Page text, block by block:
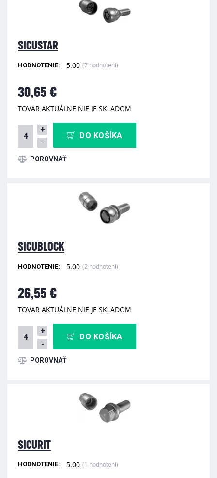
SICUSTAR
HODNOTENIE: 5.00 (7 hodnotení)
30,65 €
TOVAR AKTUÁLNE NIE JE SKLADOM
+
-
DO KOŠÍKA
SICUBLOCK
HODNOTENIE: 5.00 (2 hodnotení)
26,55 €
TOVAR AKTUÁLNE NIE JE SKLADOM
+
-
DO KOŠÍKA
SICURIT
HODNOTENIE: 5.00 (1 hodnotení)